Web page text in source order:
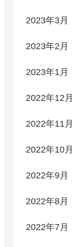
2023年3月
2023年2月
2023年1月
2022年12月
2022年11月
2022年10月
2022年9月
2022年8月
2022年7月